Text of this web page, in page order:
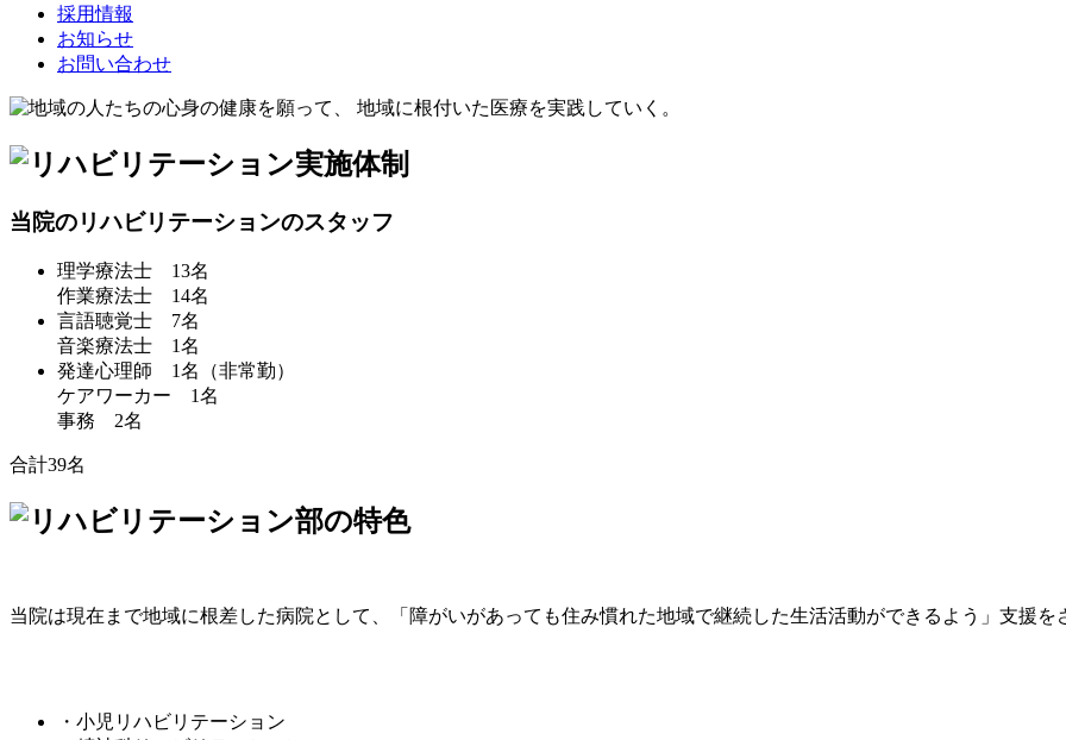
採用情報
お知らせ
お問い合わせ
当院のリハビリテーションのスタッフ
理学療法士 13名
作業療法士 14名
言語聴覚士 7名
音楽療法士 1名
発達心理師 1名（非常勤）
ケアワーカー 1名
事務 2名
合計39名
当院は現在まで地域に根差した病院として、「障がいがあっても住み慣れた地域で継続した生活活動ができるよう」支援を
・小児リハビリテーション